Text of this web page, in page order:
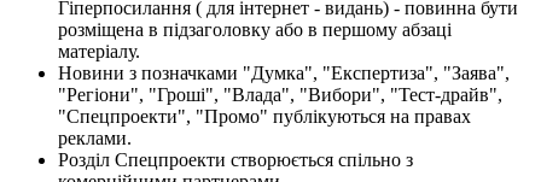
Гіперпосилання ( для інтернет - видань) - повинна бути
розміщена в підзаголовку або в першому абзаці
матеріалу.
Новини з позначками "Думка", "Експертиза", "Заява",
"Регіони", "Гроші", "Влада", "Вибори", "Тест-драйв",
"Спецпроекти", "Промо" публікуються на правах
реклами.
Розділ Спецпроекти створюється спільно з